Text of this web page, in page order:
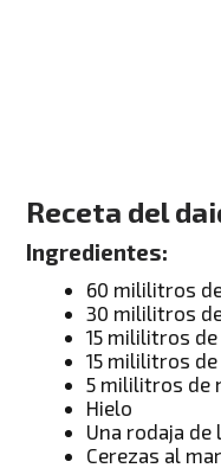
Receta del
Ingredientes:
60 mililitros
30 mililitros
15 mililitros
15 mililitros
5 mililitros de
Hielo
Una rodaja de
Cerezas al